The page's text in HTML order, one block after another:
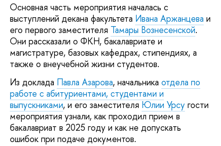
Основная часть мероприятия началась с
выступлений декана факультета Ивана Аржанцева и
его первого заместителя Тамары Вознесенской.
Они рассказали о ФКН, бакалавриате и
магистратуре, базовых кафедрах, стипендиях, а
также о внеучебной жизни студентов.
Из доклада Павла Азарова, начальника отдела по
работе с абитуриентами, студентами и
выпускниками, и его заместителя Юлии Урсу гости
мероприятия узнали, как проходил прием в
бакалавриат в 2025 году и как не допускать
ошибок при подаче документов.